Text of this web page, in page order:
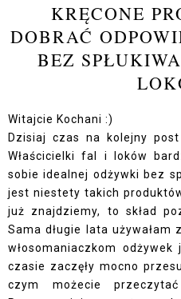
KRĘCONE
DOBRAĆ
BEZ
Witajcie Kochani :)
Dzisiaj czas na kolejny
Właścicielki fal i loków
sobie idealnej odżywki bez
jest niestety takich
już znajdziemy, to skład
Sama długie lata używałam
włosomaniaczkom
czasie zaczęły mocno
czym możecie